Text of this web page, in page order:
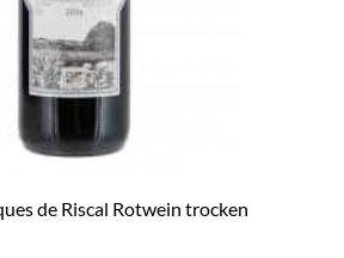
de Riscal Rotwein trocken